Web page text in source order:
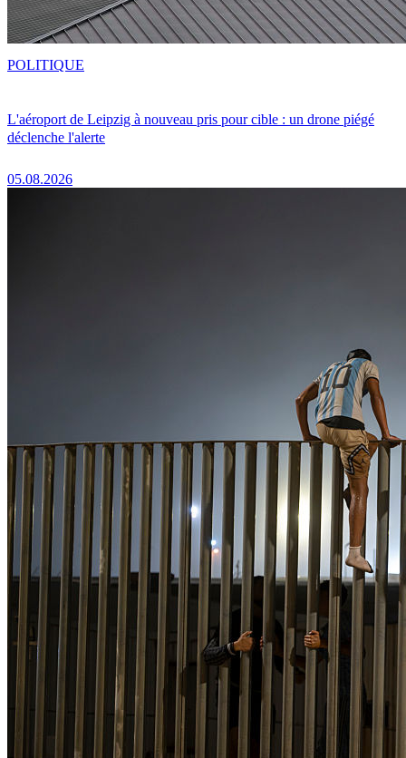
L'aéroport de Leipzig à nouveau pris pour cible : un drone piégé
déclenche l'alerte
05.08.2026
POLITIQUE